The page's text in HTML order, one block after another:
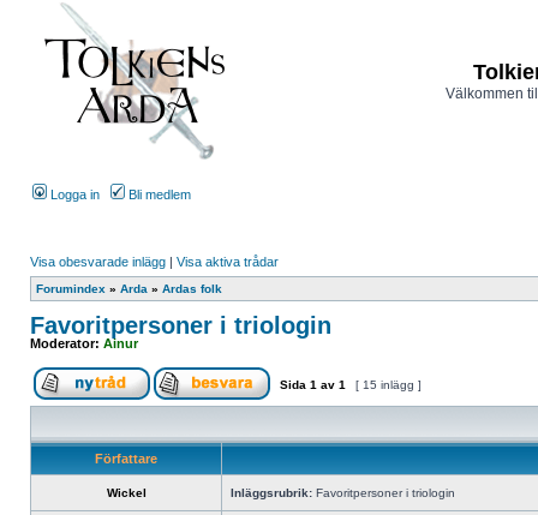
Välkommen
Logga in Bli medlem
Visa obesvarade inlägg | Visa aktiva trådar
Forumindex » Arda » Ardas folk
Favoritpersoner i triologin
Moderator: Ainur
Sida 1 av 1 [ 15 inlägg ]
Författare
Wickel Inläggsrubrik: Favoritpersoner i triologin